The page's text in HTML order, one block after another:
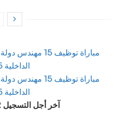
آخر أجل التسجيل 22 ماي 2025